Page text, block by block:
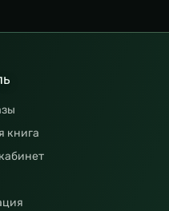
книга